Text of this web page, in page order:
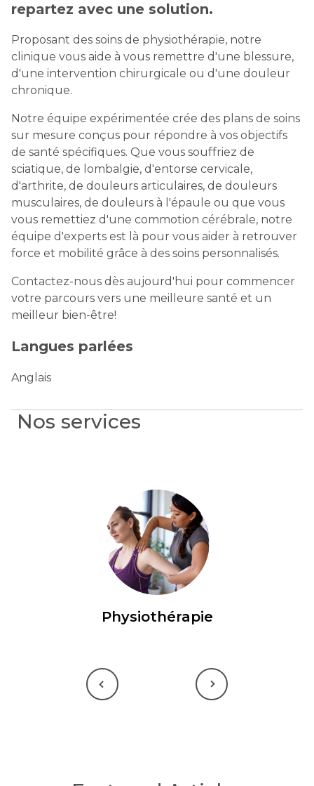
repartez avec une solution.
Proposant des soins de physiothérapie, notre
clinique vous aide à vous remettre d'une blessure,
d'une intervention chirurgicale ou d'une douleur
chronique.
Notre équipe expérimentée crée des plans de soins
sur mesure conçus pour répondre à vos objectifs
de santé spécifiques. Que vous souffriez de
sciatique, de lombalgie, d'entorse cervicale,
d'arthrite, de douleurs articulaires, de douleurs
musculaires, de douleurs à l'épaule ou que vous
vous remettiez d'une commotion cérébrale, notre
équipe d'experts est là pour vous aider à retrouver
force et mobilité grâce à des soins personnalisés.
Contactez-nous dès aujourd'hui pour commencer
votre parcours vers une meilleure santé et un
meilleur bien-être!
Langues parlées
Anglais
Nos services
Physiothérapie